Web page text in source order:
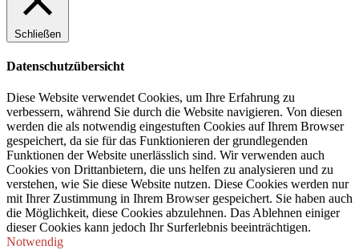
Schließen
Datenschutzübersicht
Diese Website verwendet Cookies, um Ihre Erfahrung zu
verbessern, während Sie durch die Website navigieren. Von diesen
werden die als notwendig eingestuften Cookies auf Ihrem Browser
gespeichert, da sie für das Funktionieren der grundlegenden
Funktionen der Website unerlässlich sind. Wir verwenden auch
Cookies von Drittanbietern, die uns helfen zu analysieren und zu
verstehen, wie Sie diese Website nutzen. Diese Cookies werden nur
mit Ihrer Zustimmung in Ihrem Browser gespeichert. Sie haben auch
die Möglichkeit, diese Cookies abzulehnen. Das Ablehnen einiger
dieser Cookies kann jedoch Ihr Surferlebnis beeinträchtigen.
Notwendig